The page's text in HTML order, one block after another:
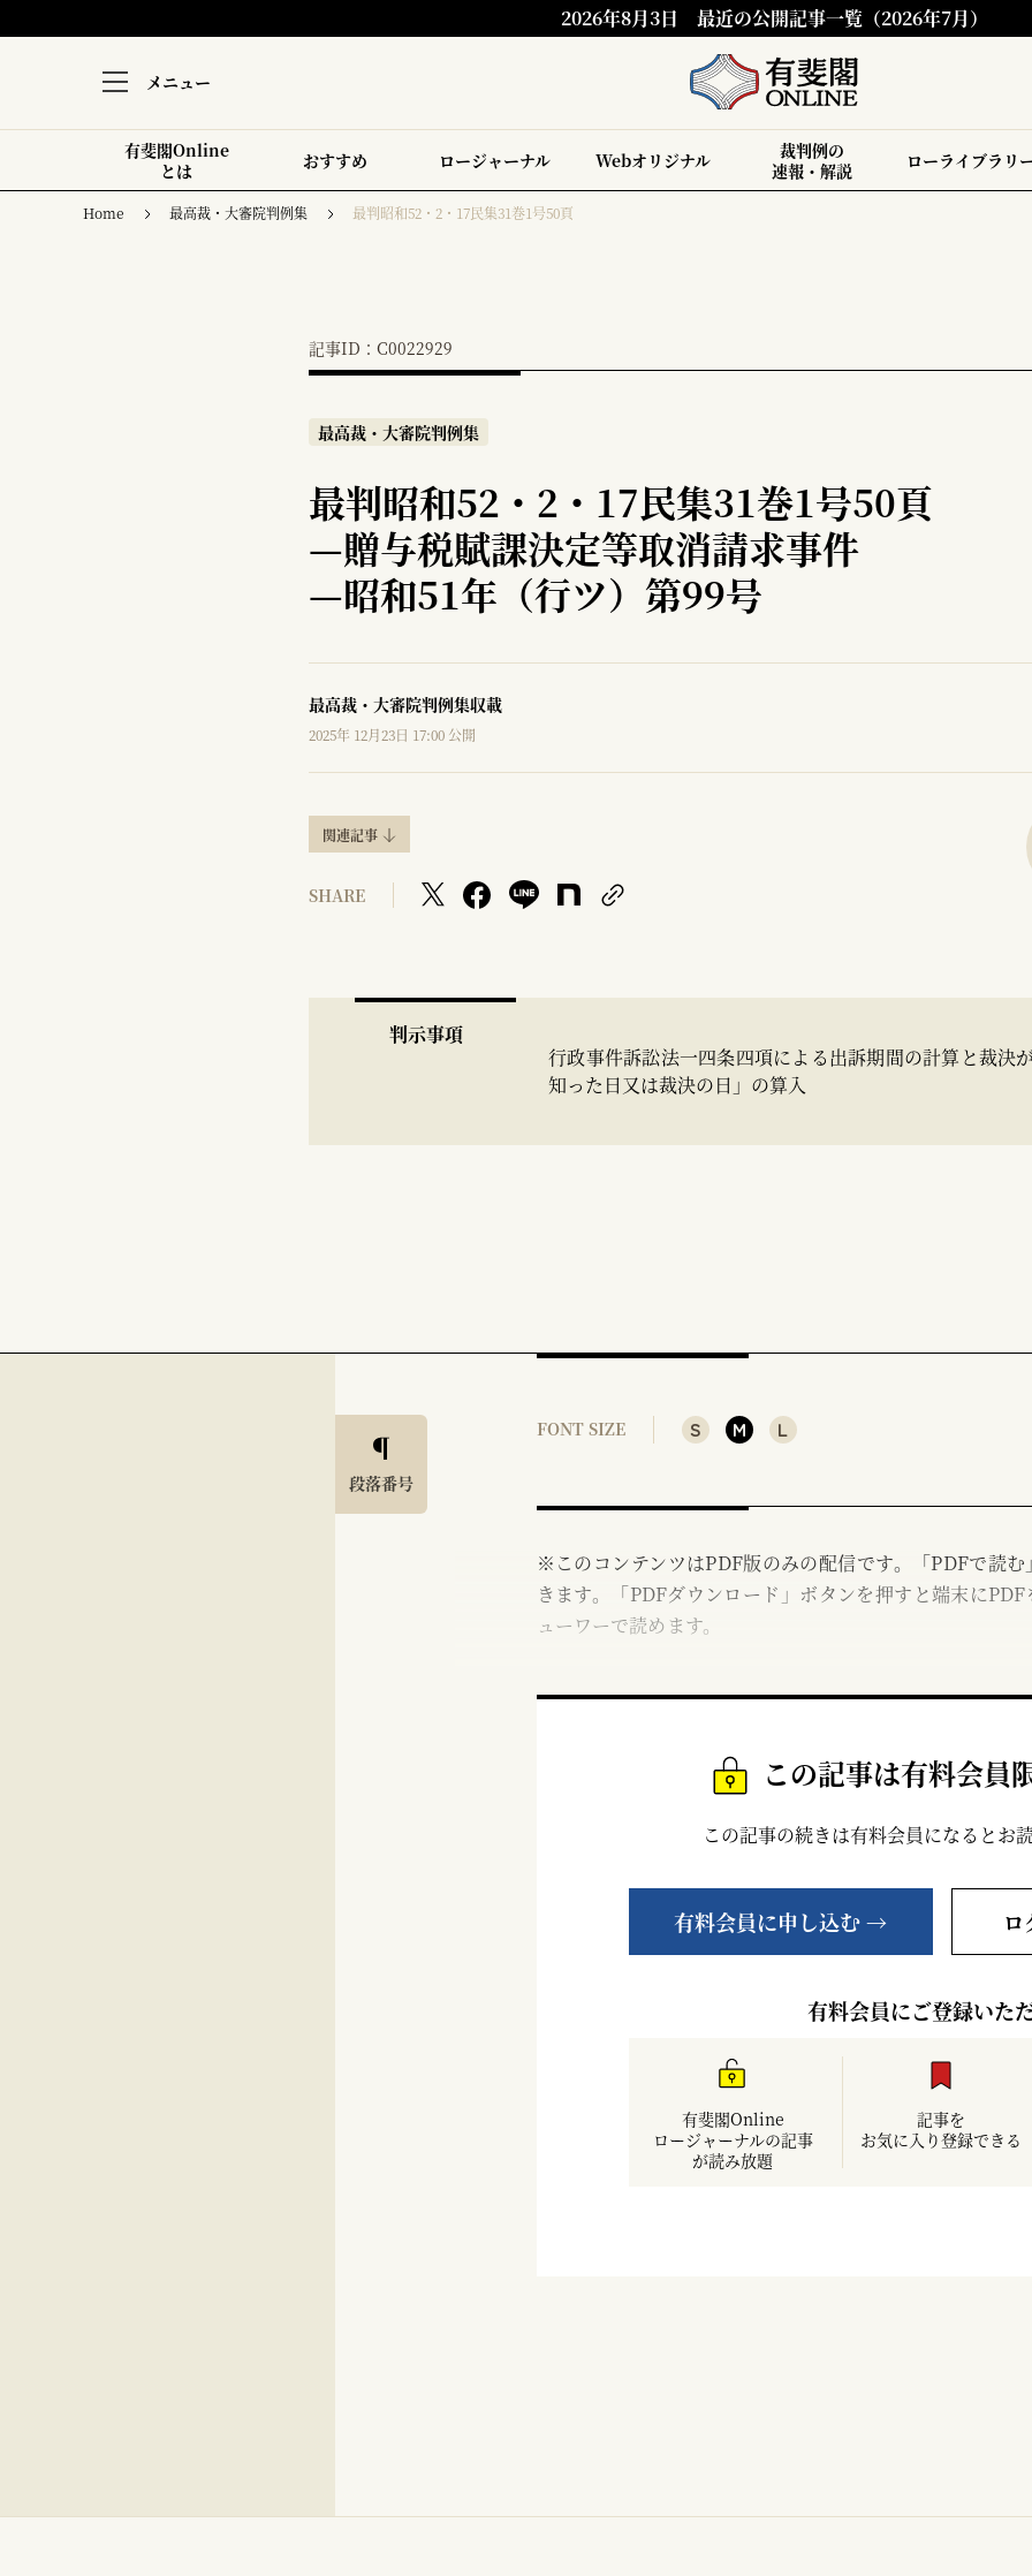
2026年8月3日 最近の公開記事一覧（2026年7月）
メニュー
有斐閣Online
とは
おすすめ ロージャーナル Webオリジナル
裁判例の
速報・解説
ローライブラリ
Home 最高裁・大審院判例集 最判昭和52・2・17民集31巻1号50頁
記事ID：C0022929
最高裁・大審院判例集
最判昭和52・2・17民集31巻1号50頁
—贈与税賦課決定等取消請求事件
—昭和51年（行ツ）第99号
最高裁・大審院判例集収載
2025年 12月23日 17:00 公開
関連記事
SHARE
判示事項
行政事件訴訟法一四条四項による出訴期間の計算と裁決
知った日又は裁決の日」の算入
段落番号
FONT SIZE S M L
※このコンテンツはPDF版のみの配信です。「PDFで読
きます。「PDFダウンロード」ボタンを押すと端末に
ューワーで読めます。
この記事は有料会員
この記事の続きは有料会員になるとお
有料会員に申し込む → ロ
有料会員にご登録いた
有斐閣Online
ロージャーナルの記事
が読み放題
記事を
お気に入り登録できる